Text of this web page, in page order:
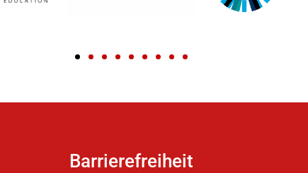
Barrierefreiheit